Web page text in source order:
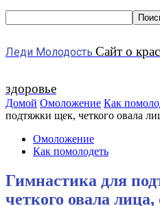
Леди Молодость Сайт о
здоровье
Домой Омоложение Как
подтяжки щек, четкого овала
Омоложение
Как помолодеть
Гимнастика для
четкого овала